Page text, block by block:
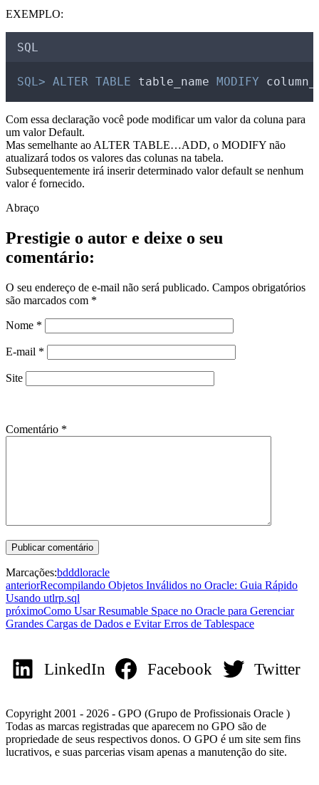
EXEMPLO:
SQL
SQL> ALTER TABLE table_name MODIFY
Com essa declaração você pode modificar um valor da coluna para
um valor Default.
Mas semelhante ao ALTER TABLE…ADD, o MODIFY não
atualizará todos os valores das colunas na tabela.
Subsequentemente irá inserir determinado valor default se nenhum
valor é fornecido.
Abraço
Prestigie o autor e deixe o seu
comentário:
O seu endereço de e-mail não será publicado. Campos obrigatórios
são marcados com *
Nome *
E-mail *
Site
Comentário *
Marcações:bdddloracle
anteriorRecompilando Objetos Inválidos no Oracle: Guia Rápido
Usando utlrp.sql
próximoComo Usar Resumable Space no Oracle para Gerenciar
Grandes Cargas de Dados e Evitar Erros de Tablespace
LinkedIn Facebook Twitter
Copyright 2001 - 2026 - GPO (Grupo de Profissionais Oracle )
Todas as marcas registradas que aparecem no GPO são de
propriedade de seus respectivos donos. O GPO é um site sem fins
lucrativos, e suas parcerias visam apenas a manutenção do site.